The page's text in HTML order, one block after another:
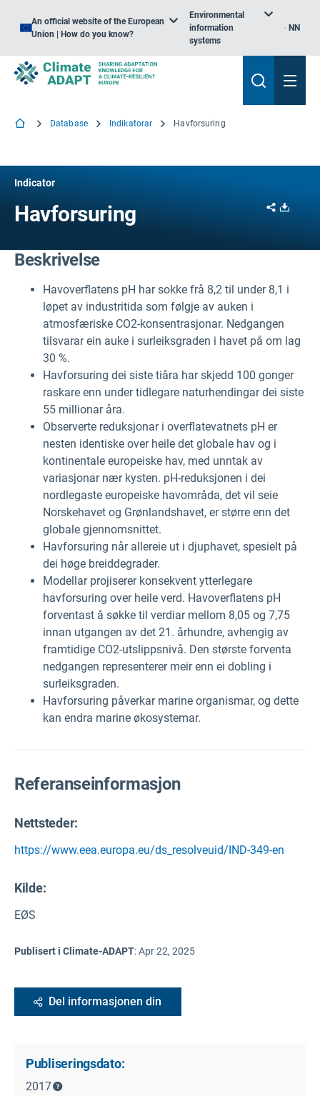
An official website of the European
Union | How do you know?
Environmental
information
systems
NN
Database Indikatorar Havforsuring
Indicator
Havforsuring Share
Beskrivelse
Havoverflatens pH har sokke frå 8,2 til under 8,1 i
løpet av industritida som følgje av auken i
atmosfæriske CO2-konsentrasjonar. Nedgangen
tilsvarar ein auke i surleiksgraden i havet på om lag
30 %.
Havforsuring dei siste tiåra har skjedd 100 gonger
raskare enn under tidlegare naturhendingar dei siste
55 millionar åra.
Observerte reduksjonar i overflatevatnets pH er
nesten identiske over heile det globale hav og i
kontinentale europeiske hav, med unntak av
variasjonar nær kysten. pH-reduksjonen i dei
nordlegaste europeiske havområda, det vil seie
Norskehavet og Grønlandshavet, er større enn det
globale gjennomsnittet.
Havforsuring når allereie ut i djuphavet, spesielt på
dei høge breiddegrader.
Modellar projiserer konsekvent ytterlegare
havforsuring over heile verd. Havoverflatens pH
forventast å søkke til verdiar mellom 8,05 og 7,75
innan utgangen av det 21. århundre, avhengig av
framtidige CO2-utslippsnivå. Den største forventa
nedgangen representerer meir enn ei dobling i
surleiksgraden.
Havforsuring påverkar marine organismar, og dette
kan endra marine økosystemar.
Referanseinformasjon
Nettsteder:
https://www.eea.europa.eu/ds_resolveuid/IND-349-en
Kilde:
EØS
Publisert i Climate-ADAPT:Apr 22, 2025
Del informasjonen din
Publiseringsdato:
2017